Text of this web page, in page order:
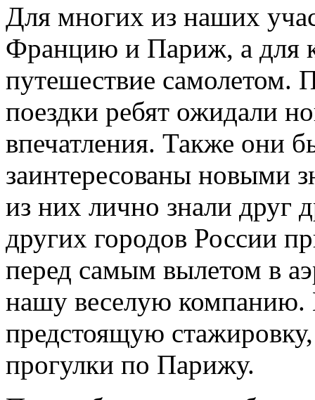
Для многих из наших
Францию и Париж, а для
путешествие самолетом.
поездки ребят ожидали
впечатления. Также они
заинтересованы новыми
из них лично знали друг
других городов России
перед самым вылетом в
нашу веселую компанию.
предстоящую
прогулки по Парижу.